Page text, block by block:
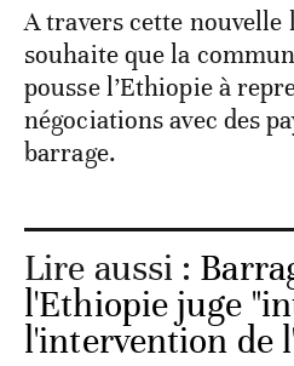
A travers cette nouvelle
souhaite que la
pousse l’Ethiopie à
négociations avec des
barrage.
Lire aussi :
l'Ethiopie juge
l'intervention de